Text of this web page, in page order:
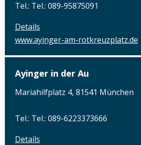
Tel.: Tel.: 089-95875091
Details
www.ayinger-am-rotkreuzplatz.de
Ayinger in der Au
Mariahilfplatz 4, 81541 München
Tel.: Tel.: 089-6223373666
Details